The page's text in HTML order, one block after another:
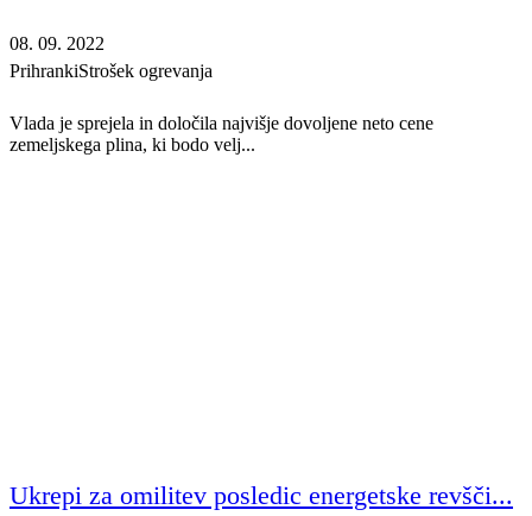
08. 09. 2022
PrihrankiStrošek ogrevanja
Vlada je sprejela in določila najvišje dovoljene neto cene
zemeljskega plina, ki bodo velj...
Ukrepi za omilitev posledic energetske revšči...